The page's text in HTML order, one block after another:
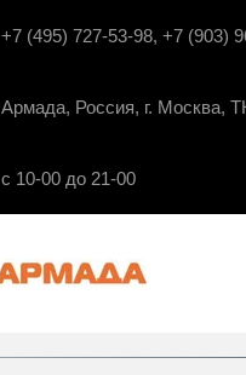
+7 (495) 727-53-98, +7 (903)
Армада, Россия, г. Москва,
с 10-00 до 21-00